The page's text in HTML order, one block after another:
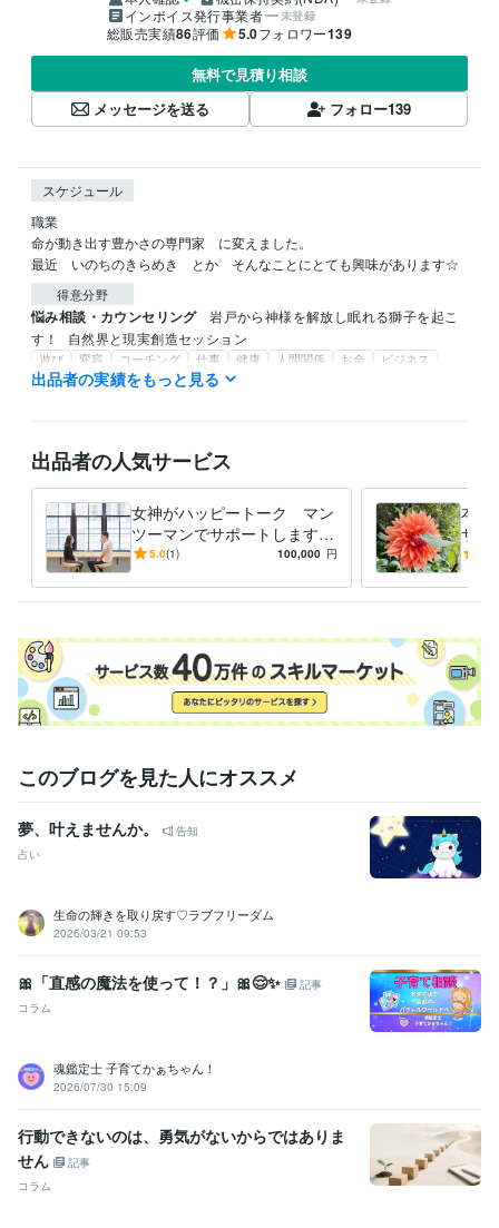
インボイス発行事業者 未登録
総販売実績86評価 5.0フォロワー139
無料で見積り相談
メッセージを送る
フォロー139
スケジュール
職業
命が動き出す豊かさの専門家　に変えました。
最近　いのちのきらめき　とか　そんなことにとても興味があります☆
得意分野
悩み相談・カウンセリング
岩戸から神様を解放し眠れる獅子を起こ
す！
自然界と現実創造セッション
遊び 変容 コーチング 仕事 健康 人間関係 お金
ビジネス
成功
自分軸
出品者の実績をもっと見る
出品者の人気サービス
女神がハッピートーク マン
ツーマンでサポートします
魂の夢叶える人生 姫さまモ
5.0(1) 100,000 円
本来
サポ
光も
ング
このブログを見た人にオススメ
夢、叶えませんか。
告知
占い
生命の輝きを取り戻す♡ラブフリーダム
2026/03/21 09:53
🎀「直感の魔法を使って！？」🎀😌✨️
記事
コラム
魂鑑定士 子育てかぁちゃん！
2026/07/30 15:09
行動できないのは、勇気がないからではありま
せん
記事
コラム